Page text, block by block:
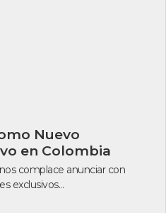
Nuevo
en Colombia
complace anunciar con
exclusivos...